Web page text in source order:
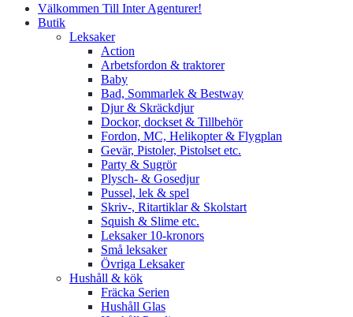
Välkommen Till Inter Agenturer!
Butik
Leksaker
Action
Arbetsfordon & traktorer
Baby
Bad, Sommarlek & Bestway
Djur & Skräckdjur
Dockor, dockset & Tillbehör
Fordon, MC, Helikopter & Flygplan
Gevär, Pistoler, Pistolset etc.
Party & Sugrör
Plysch- & Gosedjur
Pussel, lek & spel
Skriv-, Ritartiklar & Skolstart
Squish & Slime etc.
Leksaker 10-kronors
Små leksaker
Övriga Leksaker
Hushåll & kök
Fräcka Serien
Hushåll Glas